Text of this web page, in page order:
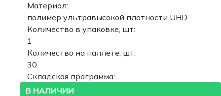
Материал:
полимер ультравысокой плотности UHD
Количество в упаковке, шт:
1
Количество на паллете, шт:
30
Складская программа:
В НАЛИЧИИ